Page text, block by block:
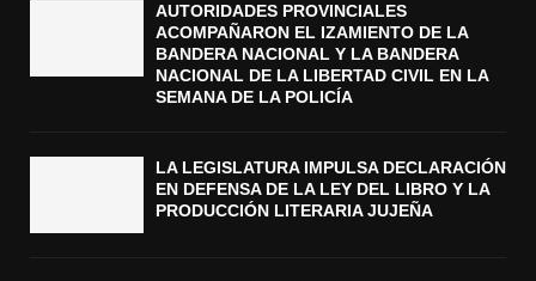
AUTORIDADES PROVINCIALES
ACOMPAÑARON EL IZAMIENTO DE LA
BANDERA NACIONAL Y LA BANDERA
NACIONAL DE LA LIBERTAD CIVIL EN LA
SEMANA DE LA POLICÍA
LA LEGISLATURA IMPULSA DECLARACIÓN
EN DEFENSA DE LA LEY DEL LIBRO Y LA
PRODUCCIÓN LITERARIA JUJEÑA